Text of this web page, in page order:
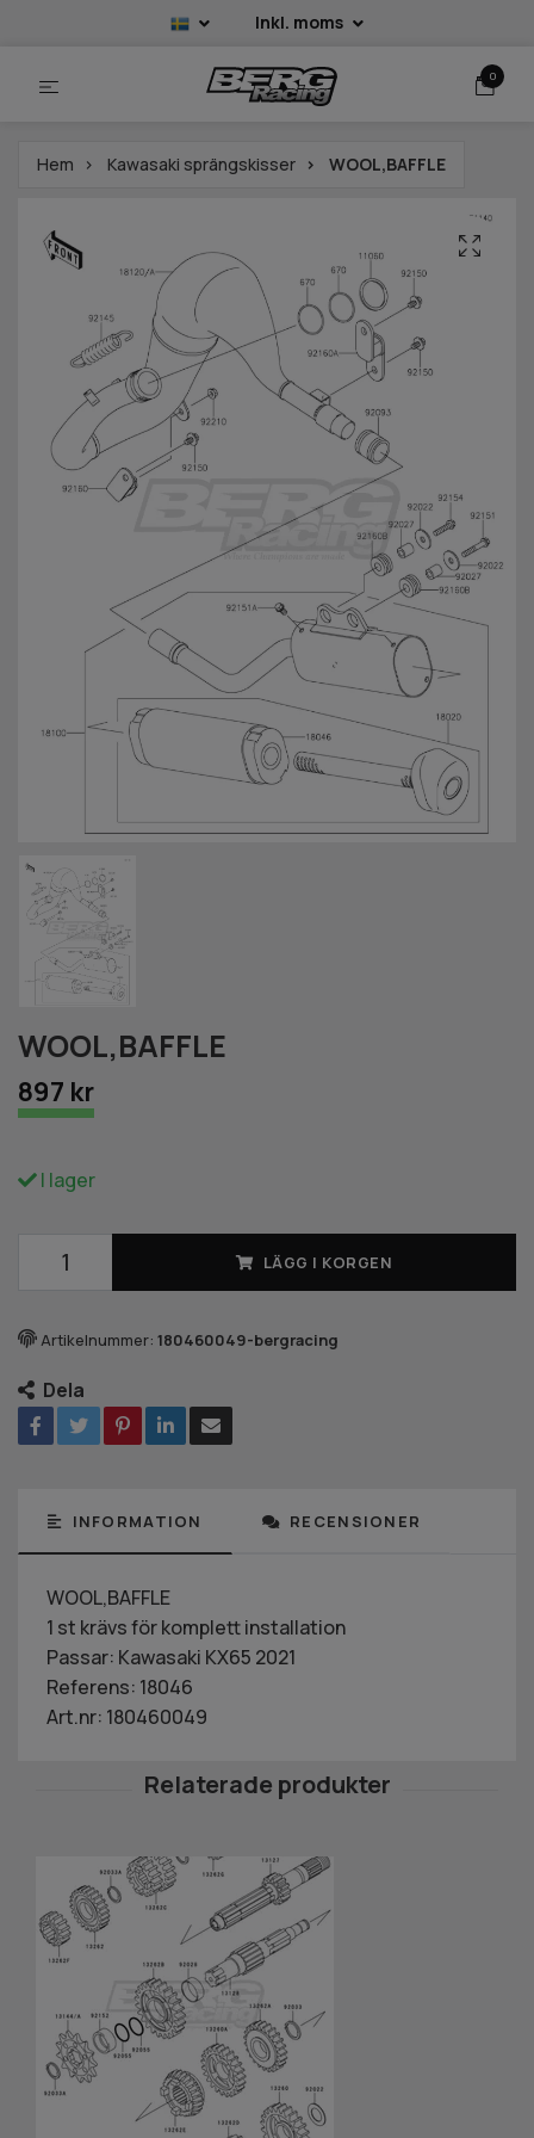
Inkl. moms
0
Hem Kawasaki sprängskisser WOOL,BAFFLE
WOOL,BAFFLE
897 kr
I lager
LÄGG I KORGEN
Artikelnummer: 180460049-bergracing
Dela
INFORMATION RECENSIONER
WOOL,BAFFLE
1 st krävs för komplett installation
Passar: Kawasaki KX65 2021
Referens: 18046
Art.nr: 180460049